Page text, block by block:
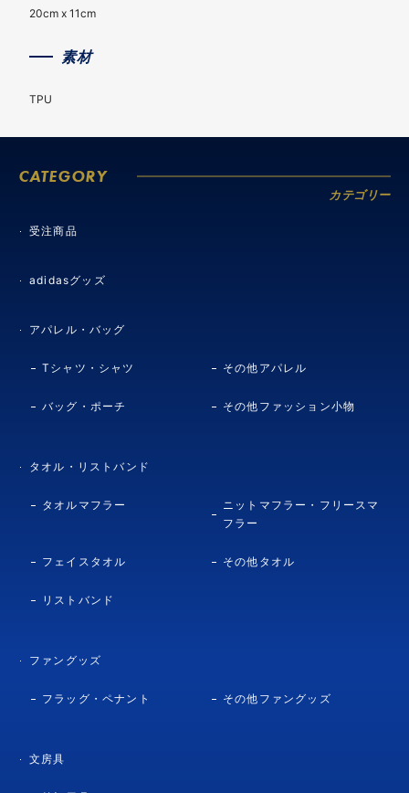
20cm x 11cm
素材
TPU
CATEGORY
カテゴリー
受注商品
adidasグッズ
アパレル・バッグ
Tシャツ・シャツ その他アパレル
バッグ・ポーチ その他ファッション小物
タオル・リストバンド
タオルマフラー
ニットマフラー・フリースマ
フラー
フェイスタオル その他タオル
リストバンド
ファングッズ
フラッグ・ペナント その他ファングッズ
文房具